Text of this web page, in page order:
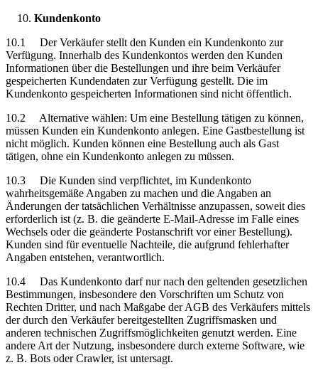
Kundenkonto
10.1 Der Verkäufer stellt den Kunden ein Kundenkonto zur
Verfügung. Innerhalb des Kundenkontos werden den Kunden
Informationen über die Bestellungen und ihre beim Verkäufer
gespeicherten Kundendaten zur Verfügung gestellt. Die im
Kundenkonto gespeicherten Informationen sind nicht öffentlich.
10.2 Alternative wählen: Um eine Bestellung tätigen zu können,
müssen Kunden ein Kundenkonto anlegen. Eine Gastbestellung ist
nicht möglich. Kunden können eine Bestellung auch als Gast
tätigen, ohne ein Kundenkonto anlegen zu müssen.
10.3 Die Kunden sind verpflichtet, im Kundenkonto
wahrheitsgemäße Angaben zu machen und die Angaben an
Änderungen der tatsächlichen Verhältnisse anzupassen, soweit dies
erforderlich ist (z. B. die geänderte E-Mail-Adresse im Falle eines
Wechsels oder die geänderte Postanschrift vor einer Bestellung).
Kunden sind für eventuelle Nachteile, die aufgrund fehlerhafter
Angaben entstehen, verantwortlich.
10.4 Das Kundenkonto darf nur nach den geltenden gesetzlichen
Bestimmungen, insbesondere den Vorschriften um Schutz von
Rechten Dritter, und nach Maßgabe der AGB des Verkäufers mittels
der durch den Verkäufer bereitgestellten Zugriffsmasken und
anderen technischen Zugriffsmöglichkeiten genutzt werden. Eine
andere Art der Nutzung, insbesondere durch externe Software, wie
z. B. Bots oder Crawler, ist untersagt.